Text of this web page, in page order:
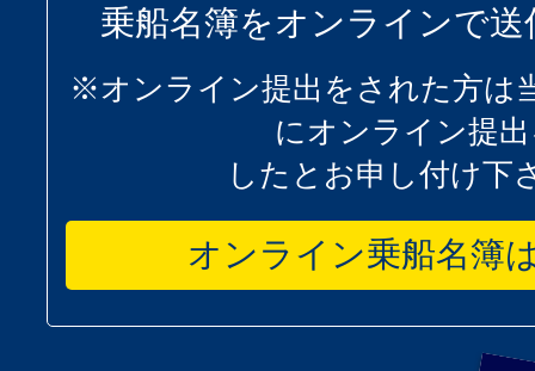
乗船名簿をオンラインで
※オンライン提出をされた方は
にオンライン提
したとお申し付け下
オンライン乗船名簿